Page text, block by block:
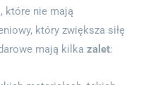
które nie mają
który zwiększa siłę
mają kilka zalet: